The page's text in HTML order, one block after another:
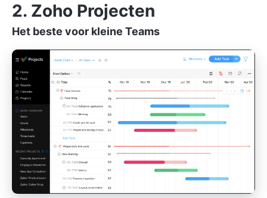
2. Zoho Projecten
Het beste voor kleine Teams